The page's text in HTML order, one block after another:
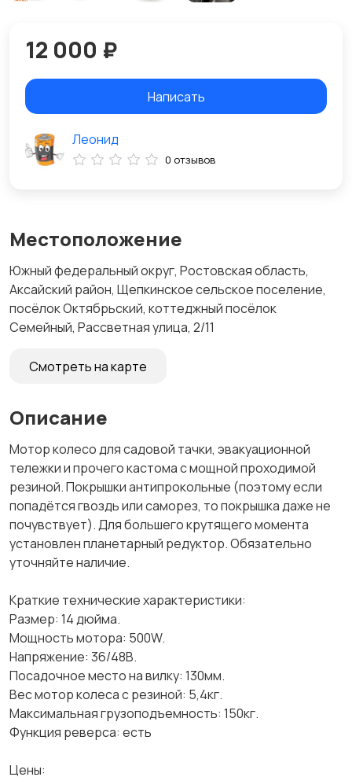
Местоположение
Южный федеральный округ, Ростовская область,
Аксайский район, Щепкинское сельское поселение,
посёлок Октябрьский, коттеджный посёлок
Семейный, Рассветная улица, 2/11
Смотреть на карте
Описание
Мотор колесо для садовой тачки, эвакуационной
тележки и прочего кастома с мощной проходимой
резиной. Покрышки антипрокольные (поэтому если
попадётся гвоздь или саморез, то покрышка даже не
почувствует). Для большего крутящего момента
установлен планетарный редуктор. Обязательно
уточняйте наличие.
Краткие технические характеристики:
Размер: 14 дюйма.
Мощность мотора: 500W.
Напряжение: 36/48В.
Посадочное место на вилку: 130мм.
Вес мотор колеса с резиной: 5,4кг.
Максимальная грузоподъемность: 150кг.
Функция реверса: есть
Цены:
12 000 ₽
Написать
Леонид
0 отзывов